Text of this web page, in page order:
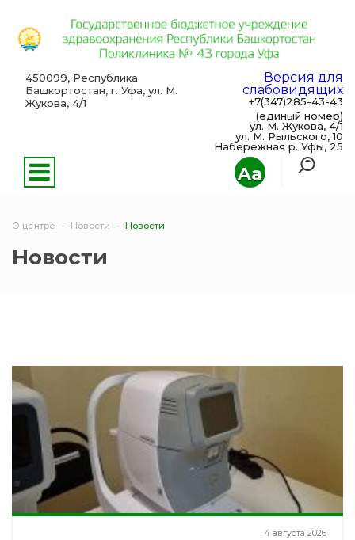
Aa
450099, Республика
Башкортостан, г. Уфа, ул. М.
Жукова, 4/1
Версия для
слабовидящих
+7(347)285-43-43
(единый номер)
ул. М. Жукова, 4/1
ул. М. Рыльского, 10
Набережная р. Уфы, 25
О центре Новости Новости
Новости
4 августа 2026